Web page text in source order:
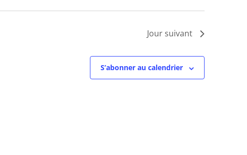
Jour suivant
S’abonner au calendrier